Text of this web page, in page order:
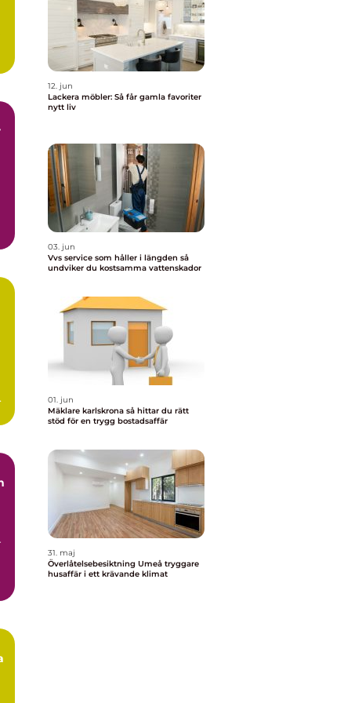
12. jun
Lackera möbler: Så får gamla favoriter
nytt liv
03. jun
Vvs service som håller i längden så
undviker du kostsamma vattenskador
01. jun
Mäklare karlskrona så hittar du rätt
stöd för en trygg bostadsaffär
31. maj
Överlåtelsebesiktning Umeå tryggare
husaffär i ett krävande klimat